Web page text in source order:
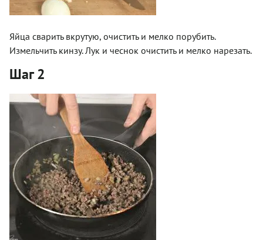
Яйца сварить вкрутую, очистить и мелко порубить.
Измельчить кинзу. Лук и чеснок очистить и мелко нарезать.
Шаг 2